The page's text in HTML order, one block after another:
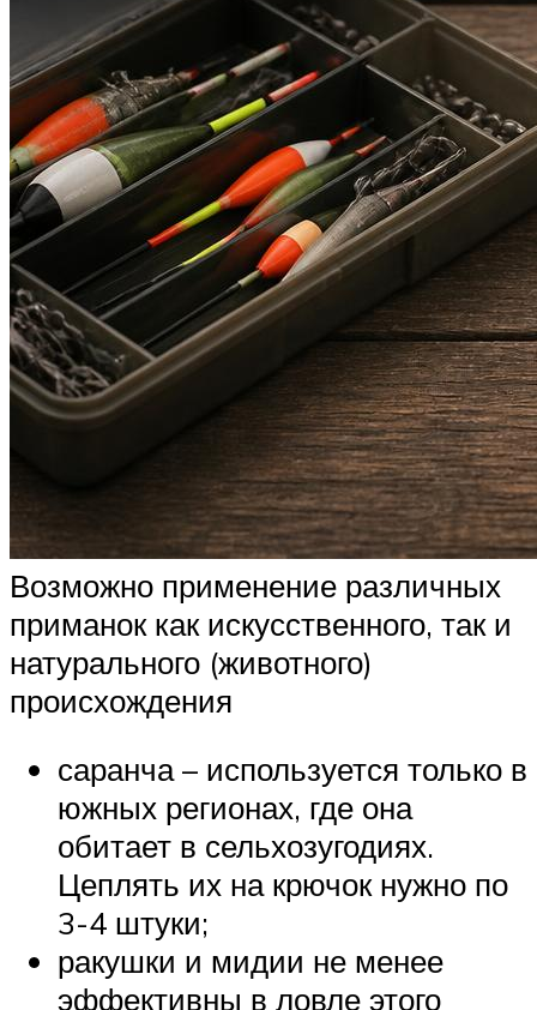
Возможно применение различных
приманок как искусственного, так и
натурального (животного)
происхождения
саранча – используется только в
южных регионах, где она
обитает в сельхозугодиях.
Цеплять их на крючок нужно по
3-4 штуки;
ракушки и мидии не менее
эффективны в ловле этого